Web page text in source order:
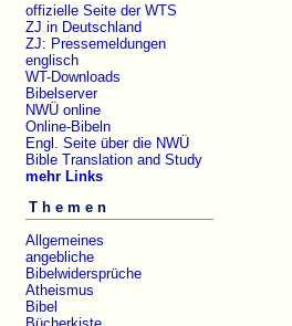
offizielle Seite der WTS
ZJ in Deutschland
ZJ: Pressemeldungen
englisch
WT-Downloads
Bibelserver
NWÜ online
Online-Bibeln
Engl. Seite über die NWÜ
Bible Translation and Study
mehr Links
Themen
Allgemeines
angebliche
Bibelwidersprüche
Atheismus
Bibel